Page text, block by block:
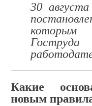
30
которым
Какие
новым